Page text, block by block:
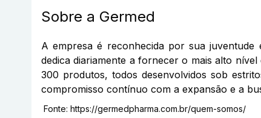
Sobre a Germed
A empresa é reconhecida por sua
dedica diariamente a fornecer o mais alto
300 produtos, todos desenvolvidos sob
compromisso contínuo com a expansão e a
Fonte: https://germedpharma.com.br/quem-somos/